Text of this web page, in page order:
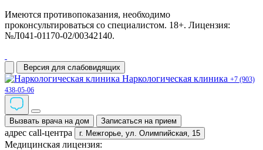
Имеются противопоказания, необходимо
проконсультироваться со специалистом. 18+. Лицензия:
№Л041-01170-02/00342140.
Версия для слабовидящих
Наркологическая клиника +7 (903)
438-05-06
Вызвать врача на дом Записаться на прием
адрес call-центра г. Межгорье, ул. Олимпийская, 15
Медицинская лицензия: